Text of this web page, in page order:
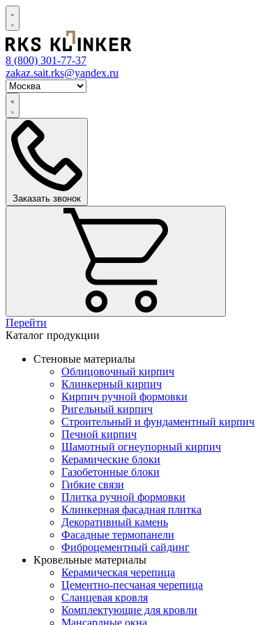
8 (800) 301-77-37
zakaz.sait.rks@yandex.ru
Заказать звонок
Перейти
Каталог продукции
Стеновые материалы
Облицовочный кирпич
Клинкерный кирпич
Кирпич ручной формовки
Ригельный кирпич
Строительный и фундаментный кирпич
Печной кирпич
Шамотный огнеупорный кирпич
Керамические блоки
Газобетонные блоки
Гибкие связи
Плитка ручной формовки
Клинкерная фасадная плитка
Декоративный камень
Фасадные термопанели
Фиброцементный сайдинг
Кровельные материалы
Керамическая черепица
Цементно-песчаная черепица
Сланцевая кровля
Комплектующие для кровли
Мансардные окна